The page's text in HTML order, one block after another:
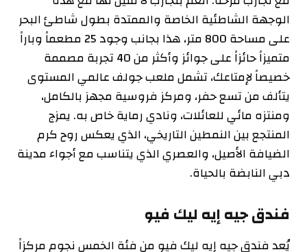
الوجهة الشاطئية الخاصة والممتدة بطول شاطئ البحر
على مساحة 800 متر، هذا بجانب وجود 25 مطعماً وباراً
متميزاً حائزاً على جوائز وأكثر من 40 تجربة مصممة
خصيصاً لإمتاعك، تشمل ملعب جولف عالمي المستوى
يتألف من تسع حفر، ومركز فروسية مجهز بالكامل،
ومنتزه مائي للعائلات، ونادي رماية خاص به. يمزج
المنتجع بين النمطين التاريخي، الذي يعكس روح كرم
الضيافة الأصيل، والعصري الذي يتناسب مع أجواء مدينة
دبي النابضة بالحياة.
فندق جيه إيه ليك فيو
يُعد فندق جيه إيه ليك فيو من فئة الخمس نجوم مركزاً